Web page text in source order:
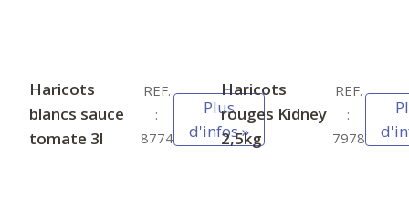
Haricots
blancs sauce
tomate 3l
REF.
:
8774
Plus
d'infos »
Haricots
rouges Kidney
2,5kg
REF.
:
7978